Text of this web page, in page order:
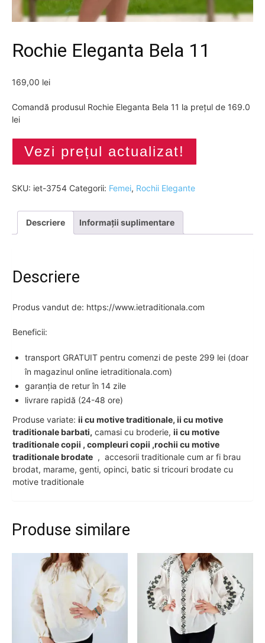
Rochie Eleganta Bela 11
169,00 lei
Comandă produsul Rochie Eleganta Bela 11 la prețul de 169.0
lei
Vezi prețul actualizat!
SKU: iet-3754 Categorii: Femei, Rochii Elegante
Descriere Informații suplimentare
Descriere
Produs vandut de: https://www.ietraditionala.com
Beneficii:
transport GRATUIT pentru comenzi de peste 299 lei (doar
în magazinul online ietraditionala.com)
garanția de retur în 14 zile
livrare rapidă (24-48 ore)
Produse variate: ii cu motive traditionale, ii cu motive
traditionale barbati, camasi cu broderie, ii cu motive
traditionale copii , compleuri copii ,rochii cu motive
traditionale brodate , accesorii traditionale cum ar fi brau
brodat, marame, genti, opinci, batic si tricouri brodate cu
motive traditionale
Produse similare